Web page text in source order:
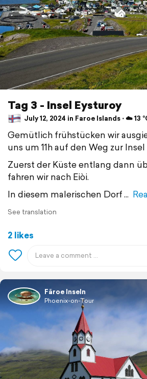
Tag 3 - Insel Eysturoy
July 12, 2024 in Faroe Islands ⋅ ☁️ 13
Gemütlich frühstücken wir
uns um 11h auf den Weg zur Insel
Zuerst der Küste entlang dann
fahren wir nach Eiòi.
In diesem malerischen Dorf
See translation
2 likes
Färoe Inseln
Phoenix-on-Tour